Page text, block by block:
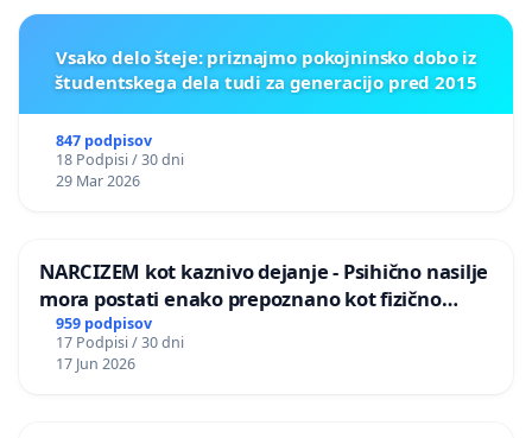
Vsako delo šteje: priznajmo pokojninsko dobo iz
študentskega dela tudi za generacijo pred 2015
847 podpisov
18 Podpisi / 30 dni
29 Mar 2026
NARCIZEM kot kaznivo dejanje - Psihično nasilje
mora postati enako prepoznano kot fizično
nasilje
959 podpisov
17 Podpisi / 30 dni
17 Jun 2026